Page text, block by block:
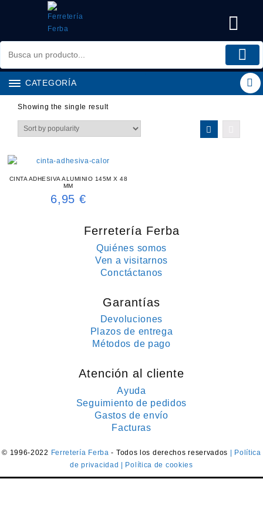
CATEGORÍA
Showing the single result
CINTA ADHESIVA ALUMINIO 145M X 48
MM
6,95 €
Ferretería Ferba
Quiénes somos
Ven a visitarnos
Conctáctanos
Garantías
Devoluciones
Plazos de entrega
Métodos de pago
Atención al cliente
Ayuda
Seguimiento de pedidos
Gastos de envío
Facturas
© 1996-2022 Ferretería Ferba- Todos los derechos reservados
| Política
de privacidad
| Política de cookies